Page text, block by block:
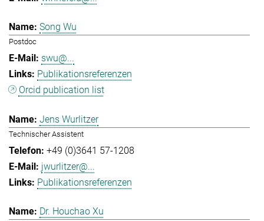
Song Wu
Postdoc
swu@...
Publikationsreferenzen
Orcid publication list
Jens Wurlitzer
Technischer Assistent
+49 (0)3641 57-1208
jwurlitzer@...
Publikationsreferenzen
Dr. Houchao Xu